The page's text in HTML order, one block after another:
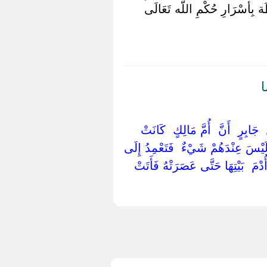
بِأَسْرَارِ حُكْمِ اللَّه تَعَالَى
‏أَنَّ ‏ ‏أُمَّ مَالِكٍ ‏ ‏كَانَتْ
‏وَلَيْسَ عِنْدَهُمْ شَيْءٌ ‏ ‏فَتَعْمِدُ إِلَى
‏بَيْتِهَا حَتَّى عَصَرَتْهُ فَأَتَتْ